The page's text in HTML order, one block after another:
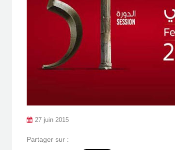
27 juin 2015
Partager sur :